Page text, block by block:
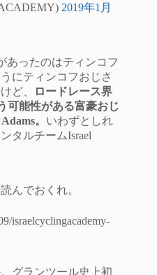
2019年1月
あったのはティンコフ
にティンコフおじさ
ど、
ロードレース界
可能性がある富豪おじ
。 いわずとしれ
タルチームIsrael
んでおくれ。
israelcyclingacademy-
グランツール史上初